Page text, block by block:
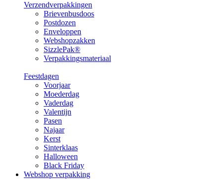
Verzendverpakkingen
Brievenbusdoos
Postdozen
Enveloppen
Webshopzakken
SizzlePak®
Verpakkingsmateriaal
Feestdagen
Voorjaar
Moederdag
Vaderdag
Valentijn
Pasen
Najaar
Kerst
Sinterklaas
Halloween
Black Friday
Webshop verpakking